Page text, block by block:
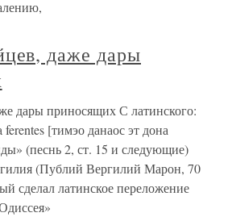
даже дары
дары приносящих С латинского:
ferentes [тимэо данаос эт дона
(песнь 2, ст. 15 и следующие)
(Публий Вергилий Марон, 70
сделал латинское переложение